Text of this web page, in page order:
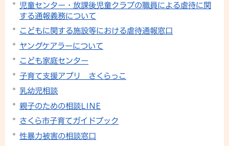
児童センター・放課後児童クラブの職員による虐待に関
する通報義務について
こどもに関する施設等における虐待通報窓口
ヤングケアラーについて
こども家庭センター
子育て支援アプリ さくらっこ
乳幼児相談
親子のための相談LINE
さくら市子育てガイドブック
性暴力被害の相談窓口